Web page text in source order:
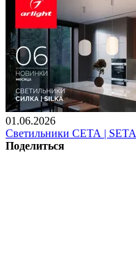
01.06.2026
Светильники СЕТА | SETA
Поделиться